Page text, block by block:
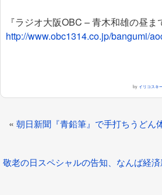
『ラジオ大阪OBC – 青木和雄の昼ま
http://www.obc1314.co.jp/bangumi/
by イリコスキ
« 朝日新聞『青鉛筆』で手打ちうどん
敬老の日スペシャルの告知、なんば経